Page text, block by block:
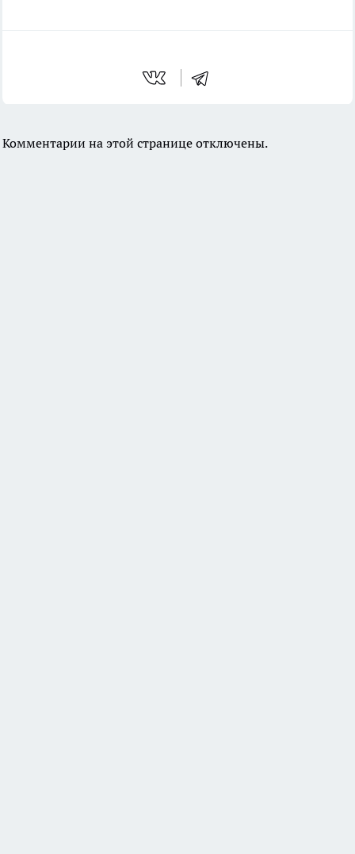
Комментарии на этой странице отключены.